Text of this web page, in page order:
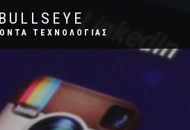
BULLSEYE
ΤΕΧΝΟΛΟΓΊΑΣ